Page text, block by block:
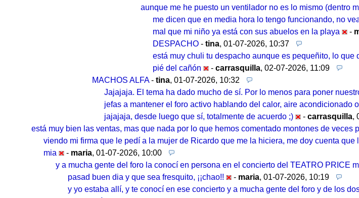
aunque me he puesto un ventilador no es lo mismo (dentro
me dicen que en media hora lo tengo funcionando, no
mal que mi niño ya está con sus abuelos en la playa
-
DESPACHO - tina, 01-07-2026, 10:37
está muy chuli tu despacho aunque es pequeñito, lo
pié del cañón
- carrasquilla, 02-07-2026, 11:09
MACHOS ALFA- tina, 01-07-2026, 10:32
Jajajaja. El tema ha dado mucho de sí. Por lo menos para poner
jefas a mantener el foro activo hablando del calor, aire acondicionado
jajajaja, desde luego que sí, totalmente de acuerdo ;)
- carrasquilla,
está muy bien las ventas, mas que nada por lo que hemos comentado montones de veces
viendo mi firma que le pedí a la mujer de Ricardo que me la hiciera, me doy cuenta
mia
- maria, 01-07-2026, 10:00
y a mucha gente del foro la conocí en persona en el concierto del TEATRO PRICE
pasad buen dia y que sea fresquito, ¡¡chao!!
- maria, 01-07-2026, 10:19
y yo estaba allí, y te conocí en ese concierto y a mucha gente del foro y de los